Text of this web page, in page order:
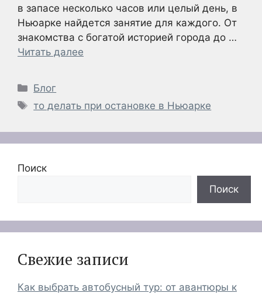
в запасе несколько часов или целый день, в
Ньюарке найдется занятие для каждого. От
знакомства с богатой историей города до …
Читать далее
Рубрики
Блог
Метки
то делать при остановке в Ньюарке
Поиск
Поиск
Свежие записи
Как выбрать автобусный тур: от авантюры к